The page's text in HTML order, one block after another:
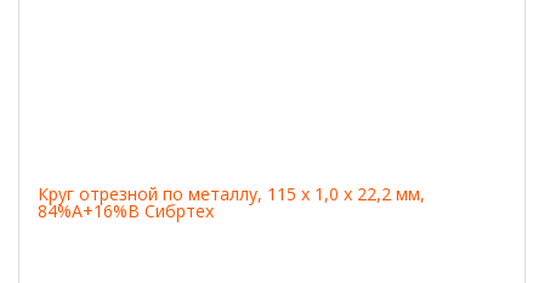
Круг отрезной по металлу, 115 х 1,0 х 22,2 мм,
84%A+16%B Сибртех